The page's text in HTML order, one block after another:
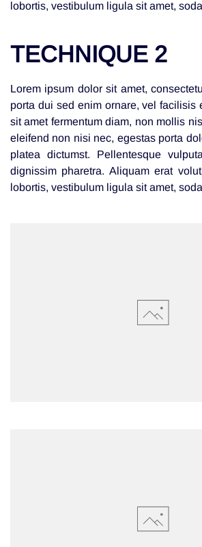
lobortis, vestibulum ligula sit amet,
TECHNIQUE 2
Lorem ipsum dolor sit amet,
porta dui sed enim ornare, vel facilisis
sit amet fermentum diam, non mollis
eleifend non nisi nec, egestas porta
platea dictumst. Pellentesque
dignissim pharetra. Aliquam erat
lobortis, vestibulum ligula sit amet,